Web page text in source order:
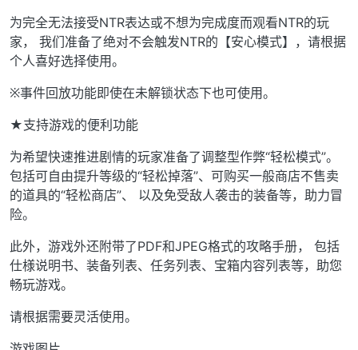
为完全无法接受NTR表达或不想为完成度而观看NTR的玩
家， 我们准备了绝对不会触发NTR的【安心模式】，请根据
个人喜好选择使用。
※事件回放功能即使在未解锁状态下也可使用。
★支持游戏的便利功能
为希望快速推进剧情的玩家准备了调整型作弊“轻松模式”。
包括可自由提升等级的“轻松掉落”、可购买一般商店不售卖
的道具的“轻松商店”、 以及免受敌人袭击的装备等，助力冒
险。
此外，游戏外还附带了PDF和JPEG格式的攻略手册， 包括
仕様说明书、装备列表、任务列表、宝箱内容列表等，助您
畅玩游戏。
请根据需要灵活使用。